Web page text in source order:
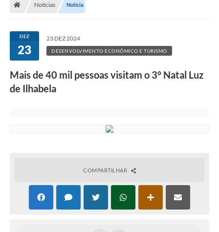
Notícias Notícia
DEZ
23
23 DEZ 2024
DESENVOLVIMENTO ECONÔMICO E TURISMO
Mais de 40 mil pessoas visitam o 3° Natal Luz
de Ilhabela
COMPARTILHAR